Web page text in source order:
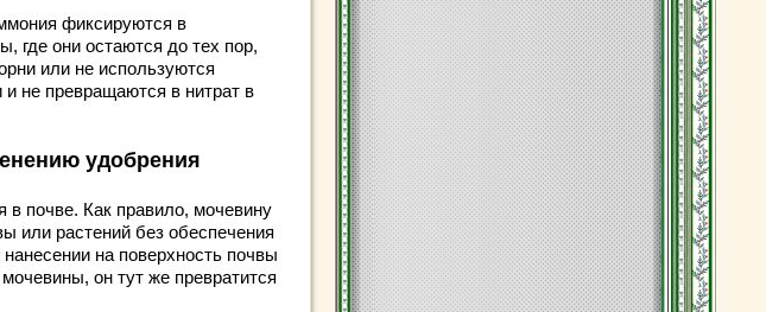
фиксируются в
где они остаются до тех пор,
или не используются
и не превращаются в нитрат в
удобрения
почве. Как правило, мочевину
или растений без обеспечения
на поверхность почвы
он тут же превратится